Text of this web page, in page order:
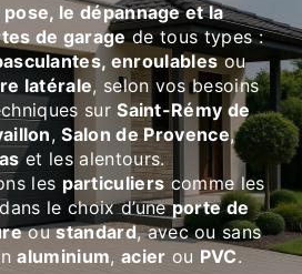
le dépannage et la
de garagede tous types :
enroulablesou
latérale, selon vos besoins
surSaint-Rémy de
,Salon de Provence,
et les alentours.
les particulierscomme les
le choix d’uneporte de
oustandard, avec ou sans
aluminium, acier ou PVC.